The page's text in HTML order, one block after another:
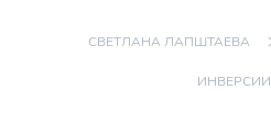
СВЕТЛАНА ЛАПШТАЕВА
ИНВЕРСИИ